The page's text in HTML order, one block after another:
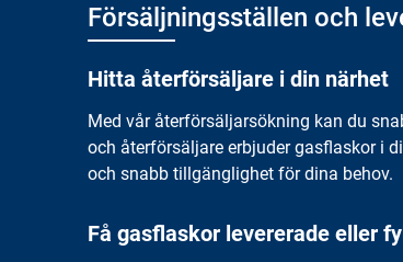
Försäljningsställen och
Hitta återförsäljare i din närhet
Med vår återförsäljarsökning kan du
och återförsäljare erbjuder gasflaskor i
och snabb tillgänglighet för dina behov.
Få gasflaskor levererade eller